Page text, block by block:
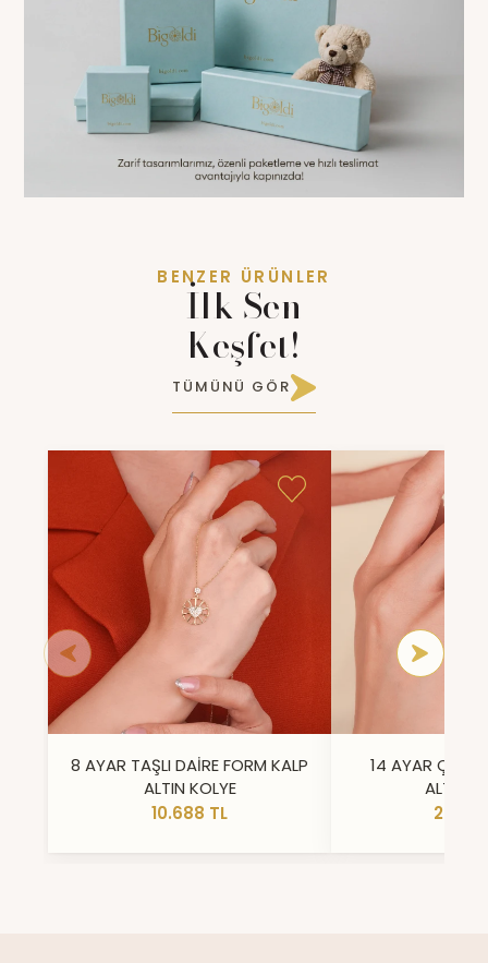
BENZER ÜRÜNLER
İlk Sen
Keşfet!
TÜMÜNÜ GÖR
8 AYAR TAŞLI DAİRE FORM KALP
ALTIN KOLYE
10.688 TL
14 AYAR ÇİFT
ALTIN